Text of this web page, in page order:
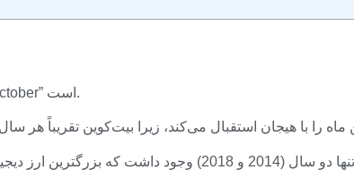
“Uptober” ترکیبی زبانی از کلمات “up” و “October” است.